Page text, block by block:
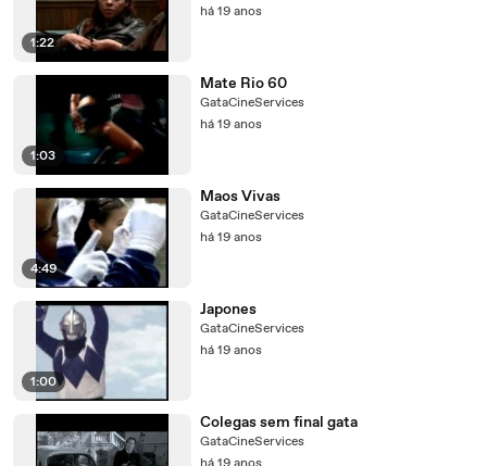
1:22
há 19 anos
1:03
Mate Rio 60
GataCineServices
há 19 anos
4:49
Maos Vivas
GataCineServices
há 19 anos
1:00
Japones
GataCineServices
há 19 anos
Colegas sem final gata
GataCineServices